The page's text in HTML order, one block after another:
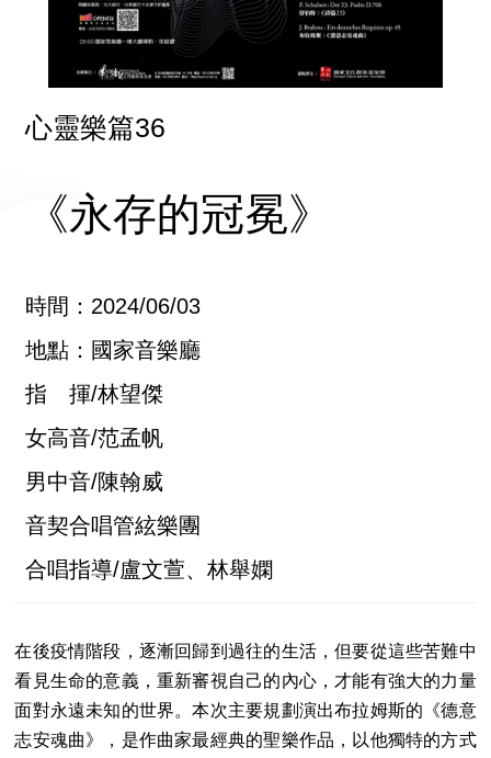
心靈樂篇36
《永存的冠冕》
時間：2024/06/03
地點：國家音樂廳
指 揮/林望傑
女高音/范孟帆
男中音/陳翰威
音契合唱管絃樂團
合唱指導/盧文萱、林舉嫻
在後疫情階段，逐漸回歸到過往的生活，但要從這些苦難中
看見生命的意義，重新審視自己的內心，才能有強大的力量
面對永遠未知的世界。本次主要規劃演出布拉姆斯的《德意
志安魂曲》，是作曲家最經典的聖樂作品，以他獨特的方式